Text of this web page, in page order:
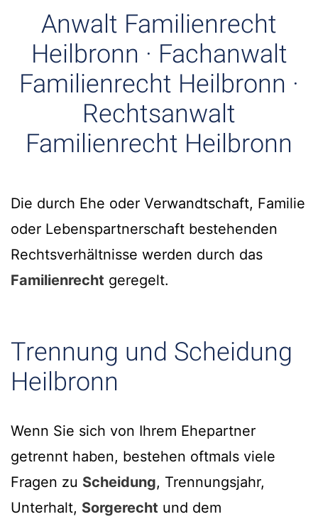
Anwalt Familienrecht
Heilbronn · Fachanwalt
Familienrecht Heilbronn ·
Rechtsanwalt
Familienrecht Heilbronn
Die durch Ehe oder Verwandtschaft, Familie
oder Lebenspartnerschaft bestehenden
Rechtsverhältnisse werden durch das
Familienrecht geregelt.
Trennung und Scheidung
Heilbronn
Wenn Sie sich von Ihrem Ehepartner
getrennt haben, bestehen oftmals viele
Fragen zu Scheidung, Trennungsjahr,
Unterhalt, Sorgerecht und dem